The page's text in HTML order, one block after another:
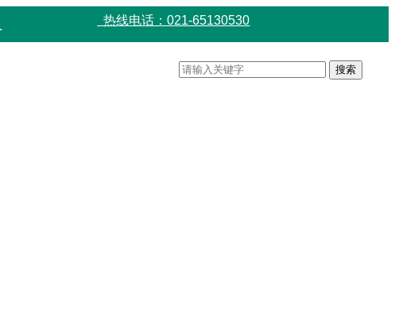
热线电话：021-65130530